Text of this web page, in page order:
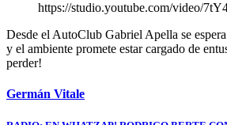
https://studio.youtube.com/video/
Desde el AutoClub Gabriel Apella se
y el ambiente promete estar cargado de
perder!
Germán Vitale